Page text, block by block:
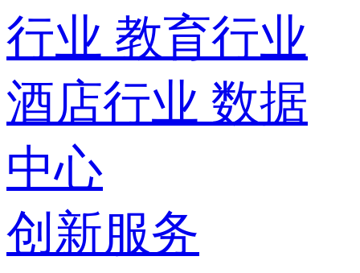
行业 教育行业
酒店行业 数据
中心
创新服务